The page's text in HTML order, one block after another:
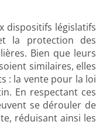
dispositifs législatifs
la protection des
Bien que leurs
similaires, elles
: la vente pour la loi
En respectant ces
se dérouler de
réduisant ainsi les